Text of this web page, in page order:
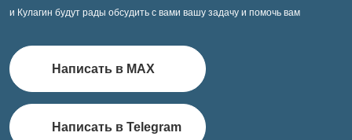
и Кулагин будут рады обсудить с вами вашу задачу и помочь вам
Написать в MAX
Написать в Telegram